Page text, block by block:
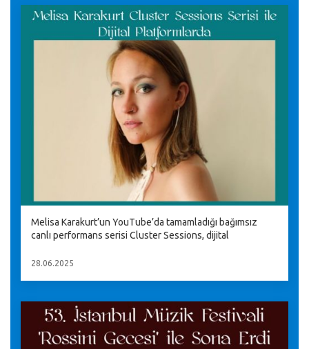
Melisa Karakurt’un YouTube’da tamamladığı bağımsız
canlı performans serisi Cluster Sessions, dijital
28.06.2025